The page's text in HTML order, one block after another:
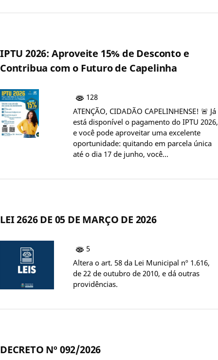
IPTU 2026: Aproveite 15% de Desconto e
Contribua com o Futuro de Capelinha
128
ATENÇÃO, CIDADÃO CAPELINHENSE! 🚨 Já
está disponível o pagamento do IPTU 2026,
e você pode aproveitar uma excelente
oportunidade: quitando em parcela única
até o dia 17 de junho, você…
LEI 2626 DE 05 DE MARÇO DE 2026
5
Altera o art. 58 da Lei Municipal nº 1.616,
de 22 de outubro de 2010, e dá outras
providências.
DECRETO Nº 092/2026